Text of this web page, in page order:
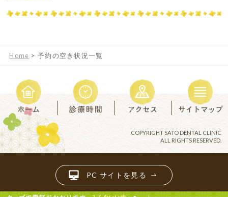
Home > 予約の空き状況一覧
COPYRIGHT SATO DENTAL CLINIC
ALL RIGHTS RESERVED.
PC サイトを見る